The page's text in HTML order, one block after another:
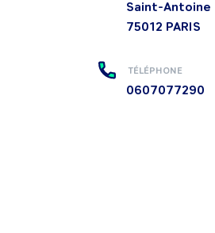
Saint-Antoine
75012 PARIS
TÉLÉPHONE
0607077290